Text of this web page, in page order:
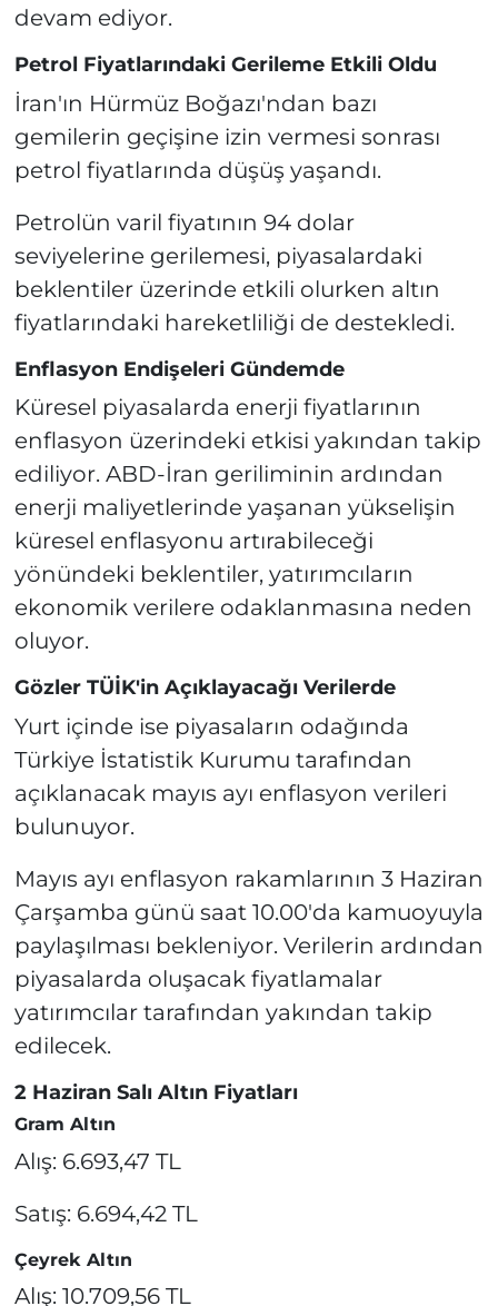
devam ediyor.
Petrol Fiyatlarındaki Gerileme Etkili Oldu
İran'ın Hürmüz Boğazı'ndan bazı
gemilerin geçişine izin vermesi sonrası
petrol fiyatlarında düşüş yaşandı.
Petrolün varil fiyatının 94 dolar
seviyelerine gerilemesi, piyasalardaki
beklentiler üzerinde etkili olurken altın
fiyatlarındaki hareketliliği de destekledi.
Enflasyon Endişeleri Gündemde
Küresel piyasalarda enerji fiyatlarının
enflasyon üzerindeki etkisi yakından takip
ediliyor. ABD-İran geriliminin ardından
enerji maliyetlerinde yaşanan yükselişin
küresel enflasyonu artırabileceği
yönündeki beklentiler, yatırımcıların
ekonomik verilere odaklanmasına neden
oluyor.
Gözler TÜİK'in Açıklayacağı Verilerde
Yurt içinde ise piyasaların odağında
Türkiye İstatistik Kurumu tarafından
açıklanacak mayıs ayı enflasyon verileri
bulunuyor.
Mayıs ayı enflasyon rakamlarının 3 Haziran
Çarşamba günü saat 10.00'da kamuoyuyla
paylaşılması bekleniyor. Verilerin ardından
piyasalarda oluşacak fiyatlamalar
yatırımcılar tarafından yakından takip
edilecek.
2 Haziran Salı Altın Fiyatları
Gram Altın
Alış: 6.693,47 TL
Satış: 6.694,42 TL
Çeyrek Altın
Alış: 10.709,56 TL